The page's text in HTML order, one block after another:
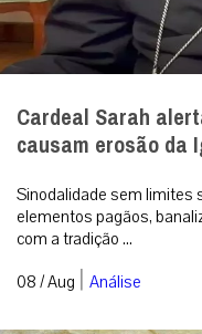
Cardeal Sarah
causam erosão da
Sinodalidade sem limites
elementos pagãos,
com a tradição ...
08 / Aug | Análise